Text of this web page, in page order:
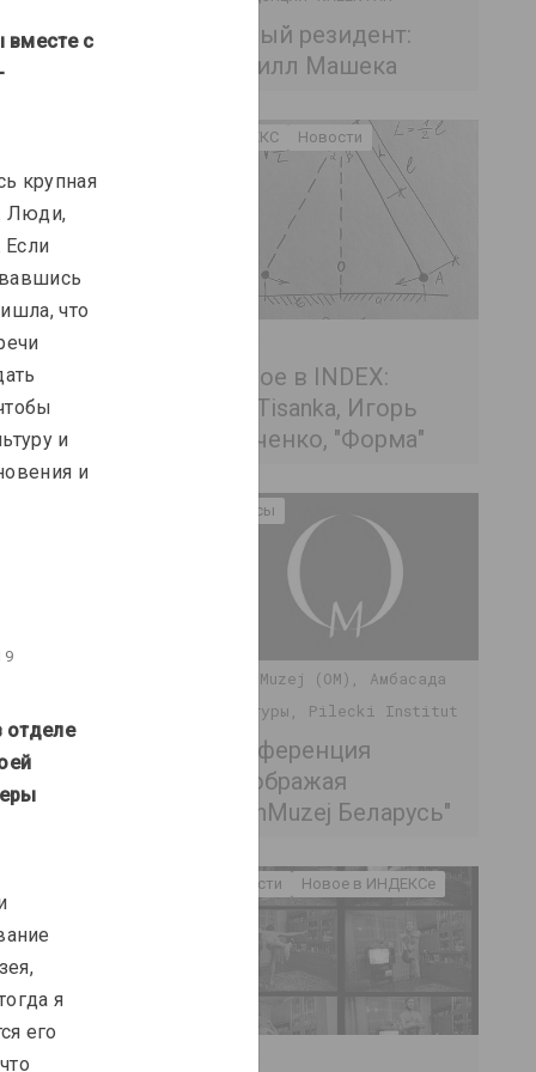
Инклюзия
Новый резидент:
Кирилл Машека
ИНДЕКС Новости
Новое в INDEX:
pARTisanka, Игорь
Савченко, "Форма"
Анонсы
Open Muzej (OM), Амбасада
Культуры, Pilecki Institut
Конференция
"Воображая
OpenMuzej Беларусь"
Новости Новое в ИНДЕКСе
вместе с
крупная
Люди,
что
и
и
отделе
я
его